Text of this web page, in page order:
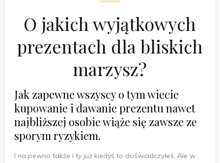
O jakich wyjątkowych
prezentach dla bliskich
marzysz?
Jak zapewne wszyscy o tym wiecie
kupowanie i dawanie prezentu nawet
najbliższej osobie wiąże się zawsze ze
sporym ryzykiem.
I na pewno także i ty już kiedyś to doświadczyłeś. Ale w